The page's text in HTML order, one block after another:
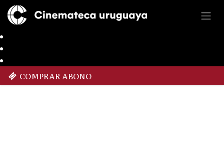
COMPRAR ABONO